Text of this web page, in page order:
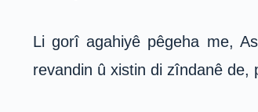
Li gorî agahiyê pêgeha me,
revandin û xistin di zîndanê de,